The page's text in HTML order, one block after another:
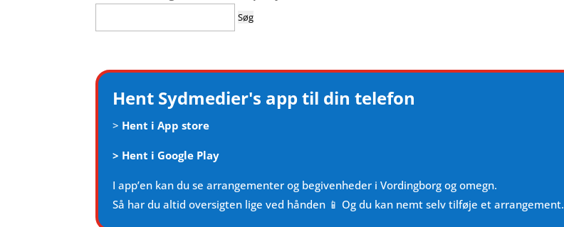
efter:
Hent Sydmedier's app til din telefon
> Hent i App store
> Hent i Google Play
I app’en kan du se arrangementer og begivenheder i Vordingborg og omegn.
Så har du altid oversigten lige ved hånden 📱 Og du kan nemt selv tilføje et arrangement.